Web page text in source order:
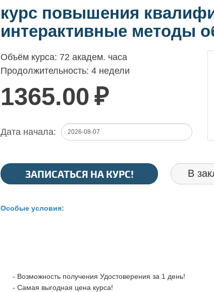
курс повышения
интерактивные методы
Объём курса: 72 академ. часа
Продолжительность: 4 недели
1365.00 ₽
Дата начала:
ЗАПИСАТЬСЯ НА КУРС! В
Особые условия:
- Возможность получения Удостоверения за 1 день!
- Самая выгодная цена курса!